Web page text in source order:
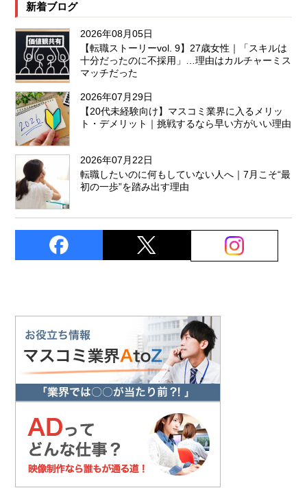
新着ブログ
2026年08月05日
【転職ストーリーvol. 9】27歳女性｜「スキルは
十分だったのに不採用」…理由はカルチャーミス
マッチだった
2026年07月29日
【20代未経験向け】マスコミ業界に入るメリッ
ト・デメリット｜挑戦するなら早い方がいい理由
2026年07月22日
転職したいのに何もしていない人へ｜7月こそ“最
初の一歩”を踏み出す理由